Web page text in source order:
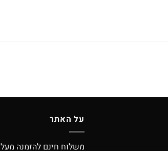
על האתר
משלוח חינם להזמנה מעל 500 ש”ח.